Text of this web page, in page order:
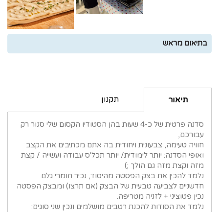
בתיאום מראש
תיאור תקנון
סדנה פרטית של כ-4 שעות בהן הסטודיו הקסום שלי סגור רק
עבורכם,
חוויה טעימה, צבעונית ויחודית בה אתם מכתיבים את הקצב
ואופי הסדנה: יותר לימודית/ יותר תכל'ס עבודה ועשייה / קצת
מזה וקצת מזה גם הולך ;)
נלמד להכין את בצק הפסטה מהיסוד, נכיר חומרי גלם
חדשניים לצביעה טבעית של הבצק (אם תרצו) ומבצק הפסטה
נכין פטוציני + לזניה מטריפה.
נלמד את הסודות להכנת רטבים מושלמים ונכין שני סוגים: